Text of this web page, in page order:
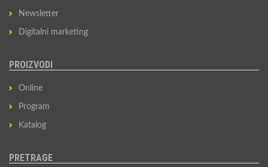
Newsletter
Digitalni marketing
PROIZVODI
Online
Program
Katalog
PRETRAGE